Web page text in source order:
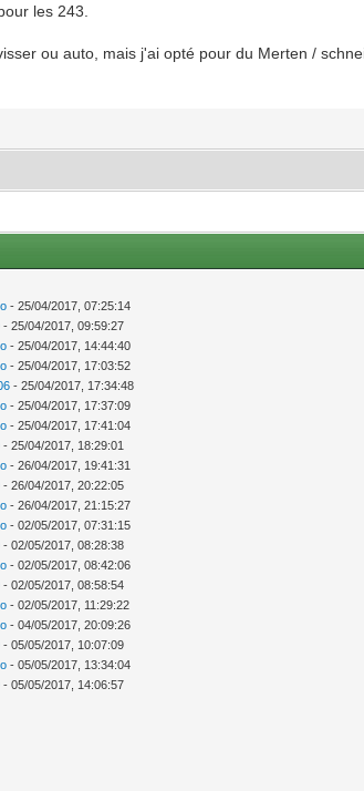
les 243.
ou auto, mais j'ai opté pour du Merten /
- 25/04/2017, 07:25:14
- 25/04/2017, 09:59:27
- 25/04/2017, 14:44:40
- 25/04/2017, 17:03:52
- 25/04/2017, 17:34:48
- 25/04/2017, 17:37:09
- 25/04/2017, 17:41:04
- 25/04/2017, 18:29:01
- 26/04/2017, 19:41:31
- 26/04/2017, 20:22:05
- 26/04/2017, 21:15:27
- 02/05/2017, 07:31:15
- 02/05/2017, 08:28:38
- 02/05/2017, 08:42:06
- 02/05/2017, 08:58:54
- 02/05/2017, 11:29:22
- 04/05/2017, 20:09:26
- 05/05/2017, 10:07:09
- 05/05/2017, 13:34:04
- 05/05/2017, 14:06:57